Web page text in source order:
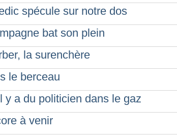
spécule sur notre dos
bat son plein
la surenchère
le berceau
y a du politicien dans le gaz
à venir